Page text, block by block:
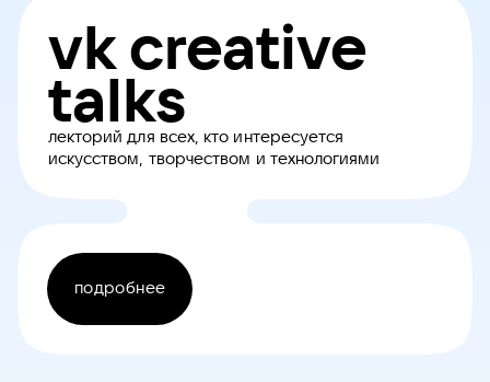
vk creative
talks
лекторий для всех, кто интересуется
искусством, творчеством и технологиями
подробнее